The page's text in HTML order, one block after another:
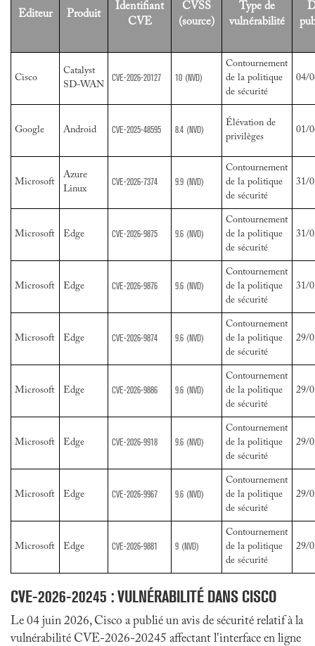
Editeur Produit
Identifiant
CVE
CVSS
(source)
Type de
vulnérabilité
Cisco
Catalyst
SD-WAN
CVE-2026-20127 10 (NVD)
Contournement
de la politique
de sécurité
04/
Google Android CVE-2025-48595 8.4 (NVD)
Élévation de
privilèges
01/
Microsoft
Azure
Linux
CVE-2026-7374 9.9 (NVD)
Contournement
de la politique
de sécurité
31/
Microsoft Edge CVE-2026-9875 9.6 (NVD)
Contournement
de la politique
de sécurité
31/
Microsoft Edge CVE-2026-9876 9.6 (NVD)
Contournement
de la politique
de sécurité
31/
Microsoft Edge CVE-2026-9874 9.6 (NVD)
Contournement
de la politique
de sécurité
29/
Microsoft Edge CVE-2026-9886 9.6 (NVD)
Contournement
de la politique
de sécurité
29/
Microsoft Edge CVE-2026-9918 9.6 (NVD)
Contournement
de la politique
de sécurité
29/
Microsoft Edge CVE-2026-9967 9.6 (NVD)
Contournement
de la politique
de sécurité
29/
Microsoft Edge CVE-2026-9881 9 (NVD)
Contournement
de la politique
de sécurité
29/
CVE-2026-20245 : VULNÉRABILITÉ DANS CISCO
Le 04 juin 2026, Cisco a publié un avis de sécurité relatif à la
vulnérabilité CVE-2026-20245 affectant l'interface en ligne